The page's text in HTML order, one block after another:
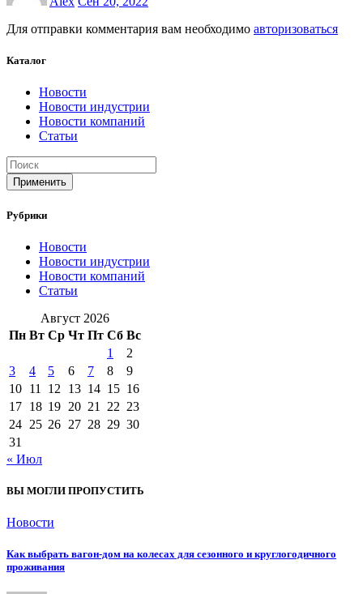
Для отправки комментария вам необходимо авторизоваться
Каталог
Новости
Новости индустрии
Новости компаний
Статьи
Применить
Рубрики
Новости
Новости индустрии
Новости компаний
Статьи
Август 2026
Пн Вт Ср Чт Пт Сб Вс
1
2
3
4 5 6 7 8
9
10 11 12 13 14 15 16
17 18 19 20 21 22 23
24 25 26 27 28 29 30
31
« Июл
ВЫ МОГЛИ ПРОПУСТИТЬ
Новости
Как выбрать вагон-дом на колесах для сезонного и круглогодичного
проживания